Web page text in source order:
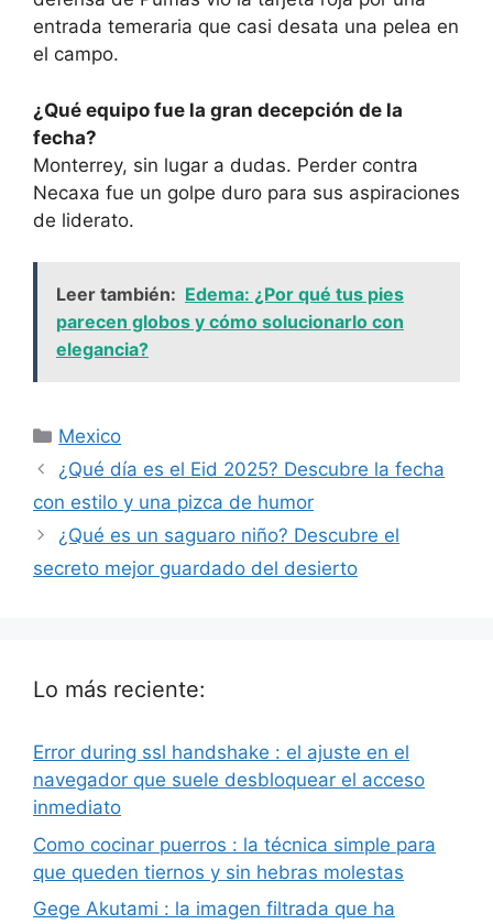
entrada temeraria que casi desata una pelea en
el campo.
¿Qué equipo fue la gran decepción de la
fecha?
Monterrey, sin lugar a dudas. Perder contra
Necaxa fue un golpe duro para sus aspiraciones
de liderato.
Leer también: Edema: ¿Por qué tus pies
parecen globos y cómo solucionarlo con
elegancia?
Categorías
Mexico
¿Qué día es el Eid 2025? Descubre la fecha
con estilo y una pizca de humor
¿Qué es un saguaro niño? Descubre el
secreto mejor guardado del desierto
Lo más reciente:
Error during ssl handshake : el ajuste en el
navegador que suele desbloquear el acceso
inmediato
Como cocinar puerros : la técnica simple para
que queden tiernos y sin hebras molestas
Gege Akutami : la imagen filtrada que ha